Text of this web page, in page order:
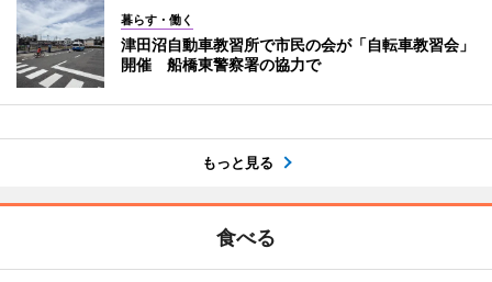
暮らす・働く
津田沼自動車教習所で市民の会が「自転車教習会」
開催 船橋東警察署の協力で
もっと見る
食べる